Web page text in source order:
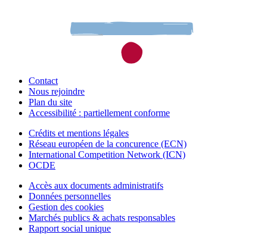
Contact
Nous rejoindre
Plan du site
Accessibilité : partiellement conforme
Crédits et mentions légales
Réseau européen de la concurence (ECN)
International Competition Network (ICN)
OCDE
Accès aux documents administratifs
Données personnelles
Gestion des cookies
Marchés publics & achats responsables
Rapport social unique